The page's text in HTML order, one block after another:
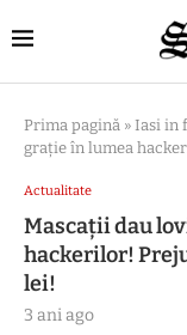
Prima pagină » Iasi in
grație în lumea
Actualitate
Mascații dau
hackerilor!
lei!
3 ani ago